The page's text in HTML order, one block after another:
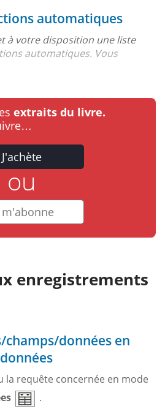
automatiques
à votre disposition une liste
automatiques. Vous
extraits du livre.
J'achète
ou
m'abonne
enregistrements
données en
la requête concernée en mode
.